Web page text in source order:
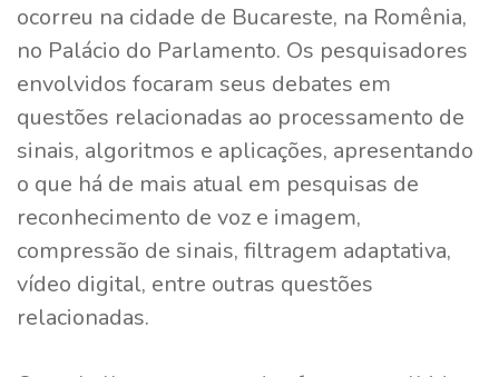
ocorreu na cidade de Bucareste, na Romênia,
no Palácio do Parlamento. Os pesquisadores
envolvidos focaram seus debates em
questões relacionadas ao processamento de
sinais, algoritmos e aplicações, apresentando
o que há de mais atual em pesquisas de
reconhecimento de voz e imagem,
compressão de sinais, filtragem adaptativa,
vídeo digital, entre outras questões
relacionadas.